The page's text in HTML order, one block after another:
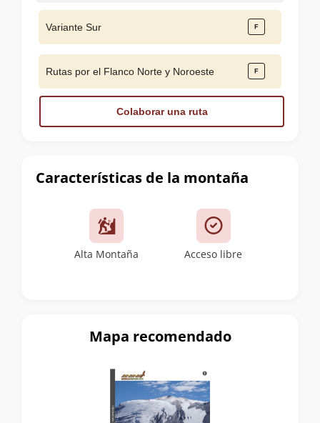
Características de la montaña
Alta Montaña Acceso libre
Variante Sur
Rutas por el Flanco Norte y Noroeste
Colaborar una ruta
Mapa recomendado